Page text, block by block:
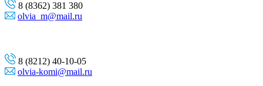
8 (8362) 381 380
olvia_m@mail.ru
8 (8212) 40-10-05
olvia-komi@mail.ru